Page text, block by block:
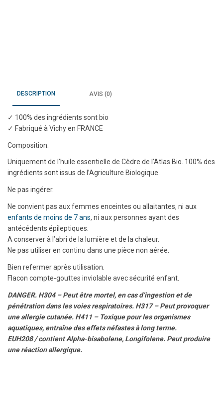
DESCRIPTION AVIS (0)
✓ 100% des ingrédients sont bio
✓ Fabriqué à Vichy en FRANCE
Composition:
Uniquement de l’huile essentielle de Cèdre de l’Atlas Bio. 100% des
ingrédients sont issus de l’Agriculture Biologique.
Ne pas ingérer.
Ne convient pas aux femmes enceintes ou allaitantes, ni aux
enfants de moins de 7 ans, ni aux personnes ayant des
antécédents épileptiques.
A conserver à l’abri de la lumière et de la chaleur.
Ne pas utiliser en continu dans une pièce non aérée.
Bien refermer après utilisation.
Flacon compte-gouttes inviolable avec sécurité enfant.
DANGER. H304 – Peut être mortel, en cas d’ingestion et de
pénétration dans les voies respiratoires. H317 – Peut provoquer
une allergie cutanée. H411 – Toxique pour les organismes
aquatiques, entraîne des effets néfastes à long terme.
EUH208 / contient Alpha-bisabolene, Longifolene. Peut produire
une réaction allergique.